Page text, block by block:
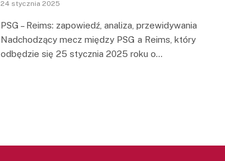
24 stycznia 2025
PSG – Reims: zapowiedź, analiza, przewidywania
Nadchodzący mecz między PSG a Reims, który
odbędzie się 25 stycznia 2025 roku o…